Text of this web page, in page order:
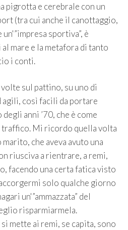
pigrotta e cerebrale con un
(tra cui anche il canottaggio,
sportiva”, è
mare e la metafora di tanto
i conti.
sul pattino, su uno di
così facili da portare
anni ’70, che è come
Mi ricordo quella volta
che aveva avuto una
riusciva a rientrare, a remi,
facendo una certa fatica visto
solo qualche giorno
un'”ammazzata” del
risparmiarmela.
si mette ai remi, se capita, sono